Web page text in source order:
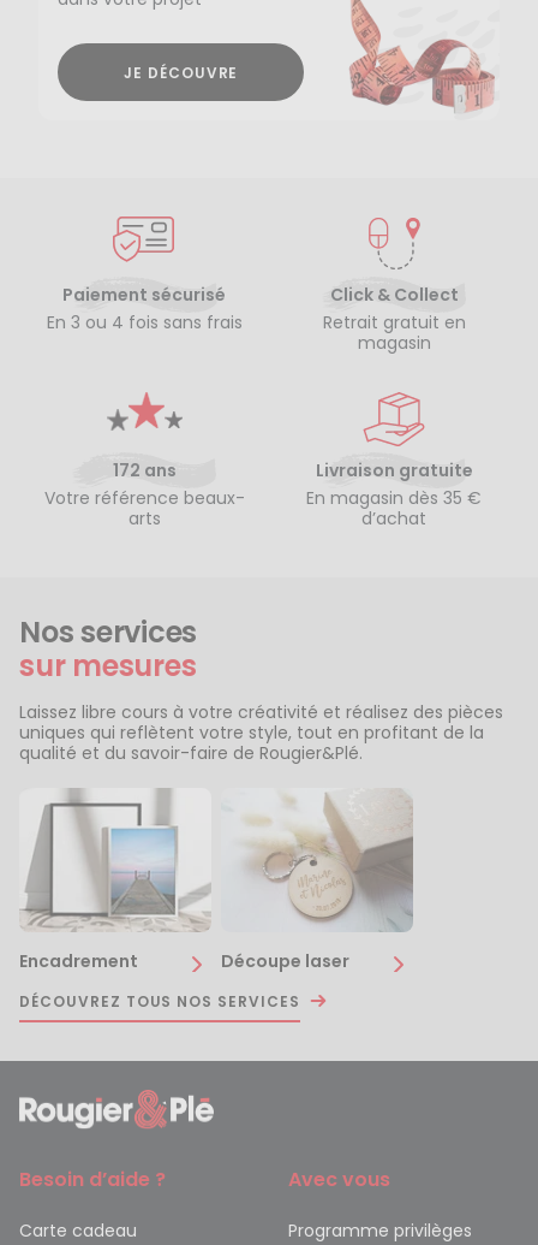
JE DÉCOUVRE
Paiement sécurisé
En 3 ou 4 fois sans frais
Click & Collect
Retrait gratuit en
magasin
172 ans
Votre référence beaux-
arts
Livraison gratuite
En magasin dès 35 €
d’achat
Nos services
sur mesures
Laissez libre cours à votre créativité et réalisez des pièces
uniques qui reflètent votre style, tout en profitant de la
qualité et du savoir-faire de Rougier&Plé.
Encadrement Découpe laser
DÉCOUVREZ TOUS NOS SERVICES
Besoin d’aide ?
Carte cadeau
Avec vous
Programme privilèges